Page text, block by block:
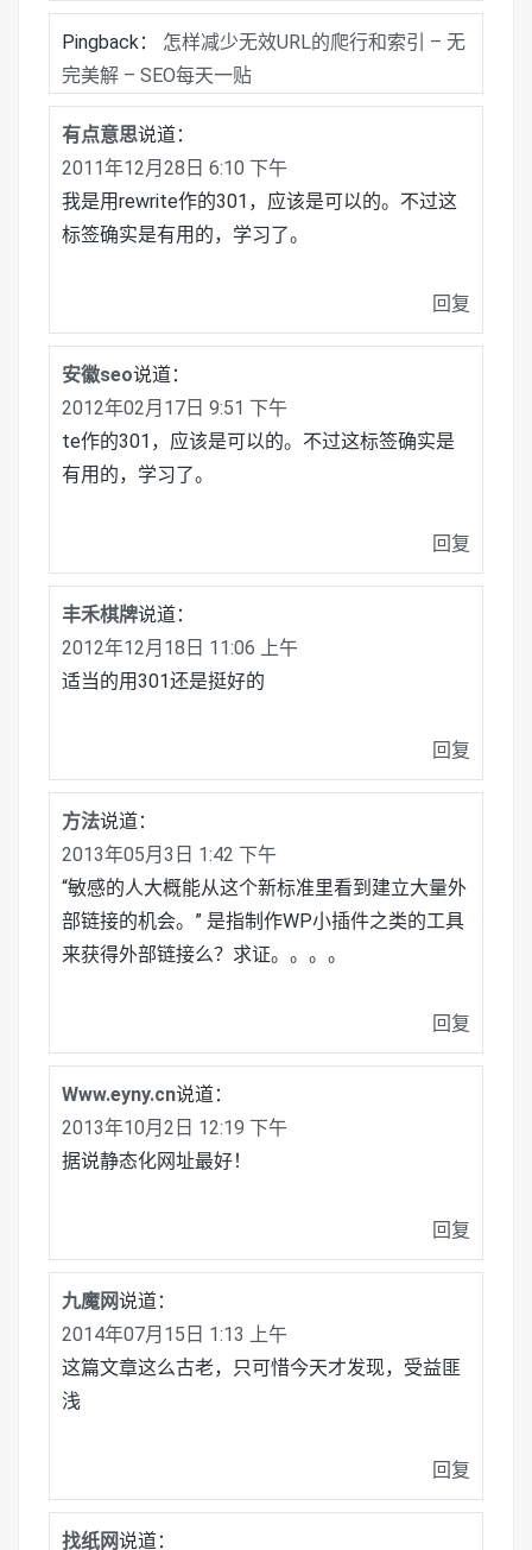
Pingback： 怎样减少无效URL的爬行和索引 – 无
完美解 – SEO每天一贴
有点意思说道：
2011年12月28日 6:10 下午
我是用rewrite作的301，应该是可以的。不过这
标签确实是有用的，学习了。
回复
安徽seo说道：
2012年02月17日 9:51 下午
te作的301，应该是可以的。不过这标签确实是
有用的，学习了。
回复
丰禾棋牌说道：
2012年12月18日 11:06 上午
适当的用301还是挺好的
回复
方法说道：
2013年05月3日 1:42 下午
“敏感的人大概能从这个新标准里看到建立大量外
部链接的机会。” 是指制作WP小插件之类的工具
来获得外部链接么？求证。。。。
回复
Www.eyny.cn说道：
2013年10月2日 12:19 下午
据说静态化网址最好！
回复
九魔网说道：
2014年07月15日 1:13 上午
这篇文章这么古老，只可惜今天才发现，受益匪
浅
回复
找纸网说道：